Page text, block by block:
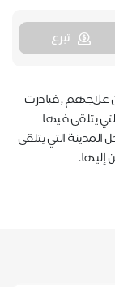
تبرع
علاجهم , فبادرت
يتلقى فيها
التي يتلقى
إليها.